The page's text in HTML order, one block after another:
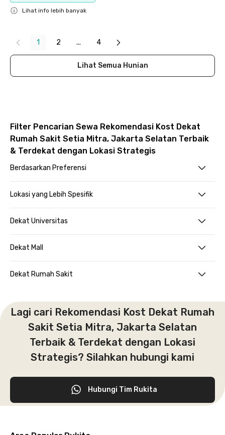
Lihat info lebih banyak
1 2 ... 4
Lihat Semua Hunian
Filter Pencarian Sewa Rekomendasi Kost Dekat
Rumah Sakit Setia Mitra, Jakarta Selatan Terbaik
& Terdekat dengan Lokasi Strategis
Berdasarkan Preferensi
Lokasi yang Lebih Spesifik
Dekat Universitas
Dekat Mall
Dekat Rumah Sakit
Lagi cari Rekomendasi Kost Dekat Rumah
Sakit Setia Mitra, Jakarta Selatan
Terbaik & Terdekat dengan Lokasi
Strategis? Silahkan hubungi kami
Hubungi Tim Rukita